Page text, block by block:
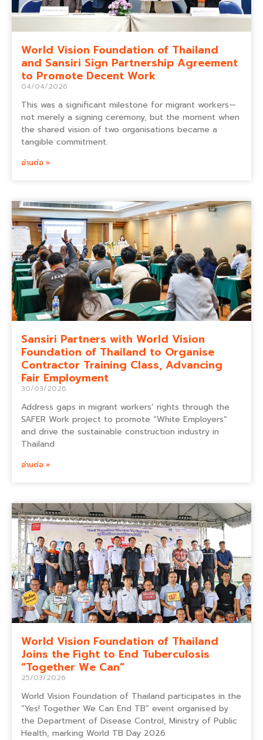
World Vision Foundation of Thailand
and Sansiri Sign Partnership Agreement
to Promote Decent Work
04/04/2026
This was a significant milestone for migrant workers—
not merely a signing ceremony, but the moment when
the shared vision of two organisations became a
tangible commitment.
อ่านต่อ »
Sansiri Partners with World Vision
Foundation of Thailand to Organise
Contractor Training Class, Advancing
Fair Employment
30/03/2026
Address gaps in migrant workers’ rights through the
SAFER Work project to promote “White Employers”
and drive the sustainable construction industry in
Thailand
อ่านต่อ »
World Vision Foundation of Thailand
Joins the Fight to End Tuberculosis
“Together We Can”
25/03/2026
World Vision Foundation of Thailand participates in the
“Yes! Together We Can End TB” event organised by
the Department of Disease Control, Ministry of Public
Health, marking World TB Day 2026